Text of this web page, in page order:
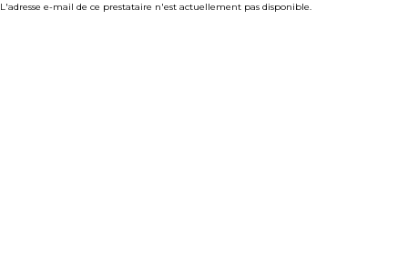
L'adresse e-mail de ce prestataire n'est actuellement pas disponible.